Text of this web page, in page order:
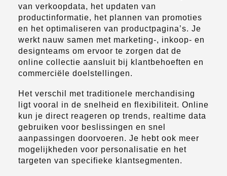
van verkoopdata, het updaten van
productinformatie, het plannen van promoties
en het optimaliseren van productpagina’s. Je
werkt nauw samen met marketing-, inkoop- en
designteams om ervoor te zorgen dat de
online collectie aansluit bij klantbehoeften en
commerciële doelstellingen.
Het verschil met traditionele merchandising
ligt vooral in de snelheid en flexibiliteit. Online
kun je direct reageren op trends, realtime data
gebruiken voor beslissingen en snel
aanpassingen doorvoeren. Je hebt ook meer
mogelijkheden voor personalisatie en het
targeten van specifieke klantsegmenten.